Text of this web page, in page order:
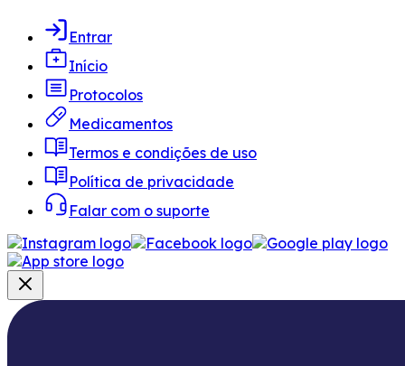
Entrar
Início
Protocolos
Medicamentos
Termos e condições de uso
Política de privacidade
Falar com o suporte